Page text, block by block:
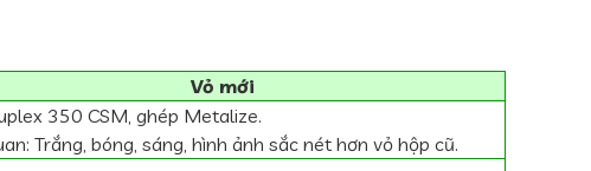
Vỏ mới
350 CSM, ghép Metalize.
Trắng, bóng, sáng, hình ảnh sắc nét hơn vỏ hộp cũ.